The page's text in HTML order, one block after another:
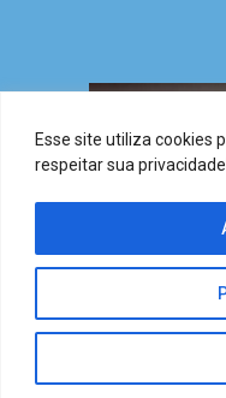
Esse site utiliza cookies
respeitar sua